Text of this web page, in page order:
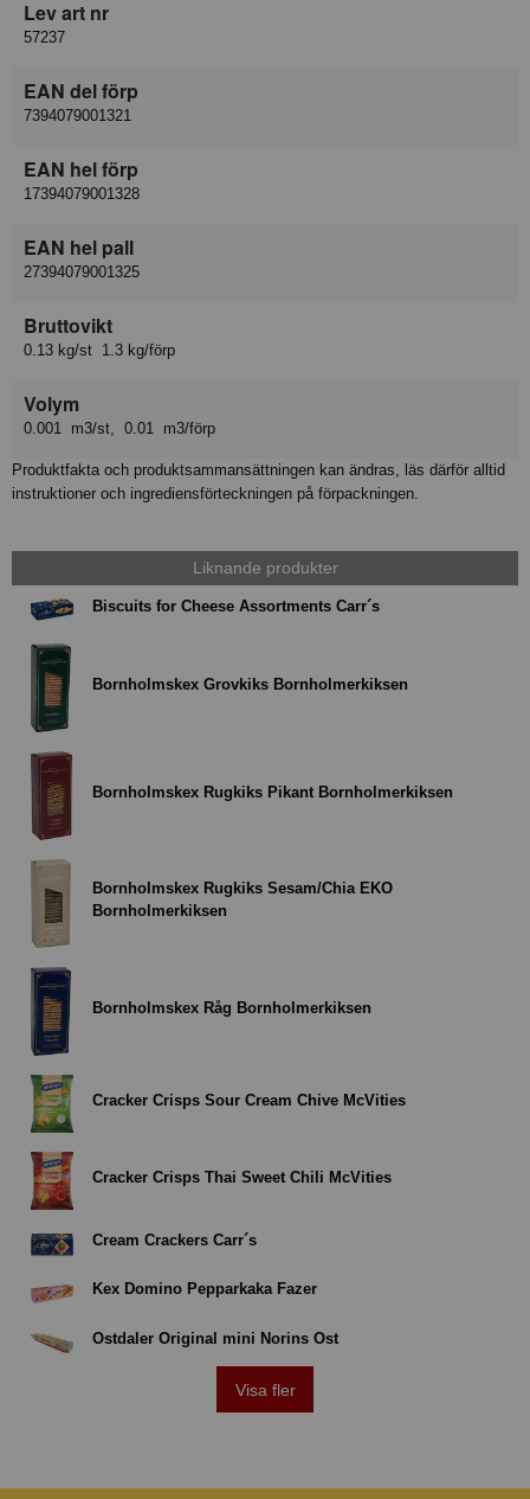
Lev art nr
57237
EAN del förp
7394079001321
EAN hel förp
17394079001328
EAN hel pall
27394079001325
Bruttovikt
0.13 kg/st 1.3 kg/förp
Volym
0.001 m3/st, 0.01 m3/förp
Produktfakta och produktsammansättningen kan ändras, läs därför alltid
instruktioner och ingrediensförteckningen på förpackningen.
Liknande produkter
Biscuits for Cheese Assortments Carr´s
Bornholmskex Grovkiks Bornholmerkiksen
Bornholmskex Rugkiks Pikant Bornholmerkiksen
Bornholmskex Rugkiks Sesam/Chia EKO
Bornholmerkiksen
Bornholmskex Råg Bornholmerkiksen
Cracker Crisps Sour Cream Chive McVities
Cracker Crisps Thai Sweet Chili McVities
Cream Crackers Carr´s
Kex Domino Pepparkaka Fazer
Ostdaler Original mini Norins Ost
Visa fler